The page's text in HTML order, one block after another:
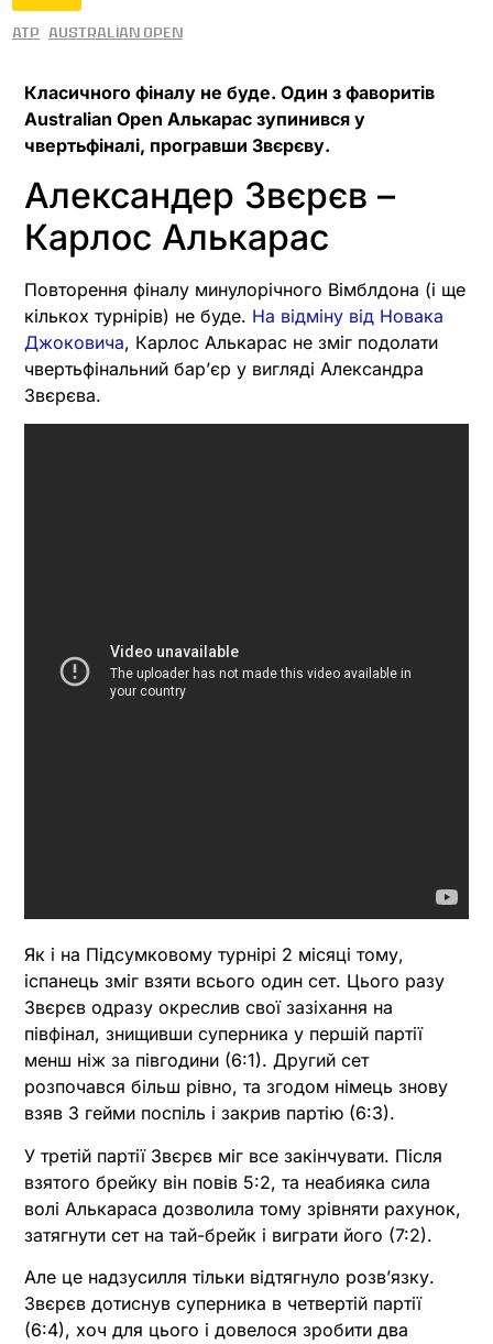
ATP Australian Open
Класичного фіналу не буде. Один з фаворитів
Australian Open Алькарас зупинився у
чвертьфіналі, програвши Звєрєву.
Александер Звєрєв –
Карлос Алькарас
Повторення фіналу минулорічного Вімблдона (і ще
кількох турнірів) не буде. На відміну від Новака
Джоковича, Карлос Алькарас не зміг подолати
чвертьфінальний барʼєр у вигляді Александра
Звєрєва.
Як і на Підсумковому турнірі 2 місяці тому,
іспанець зміг взяти всього один сет. Цього разу
Звєрєв одразу окреслив свої зазіхання на
півфінал, знищивши суперника у першій партії
менш ніж за півгодини (6:1). Другий сет
розпочався більш рівно, та згодом німець знову
взяв 3 гейми поспіль і закрив партію (6:3).
У третій партії Звєрєв міг все закінчувати. Після
взятого брейку він повів 5:2, та неабияка сила
волі Алькараса дозволила тому зрівняти рахунок,
затягнути сет на тай-брейк і виграти його (7:2).
Але це надзусилля тільки відтягнуло розвʼязку.
Звєрєв дотиснув суперника в четвертій партії
(6:4), хоч для цього і довелося зробити два